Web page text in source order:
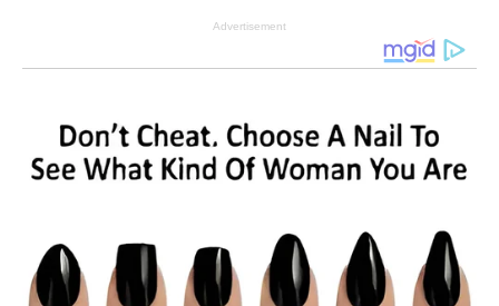
Advertisement